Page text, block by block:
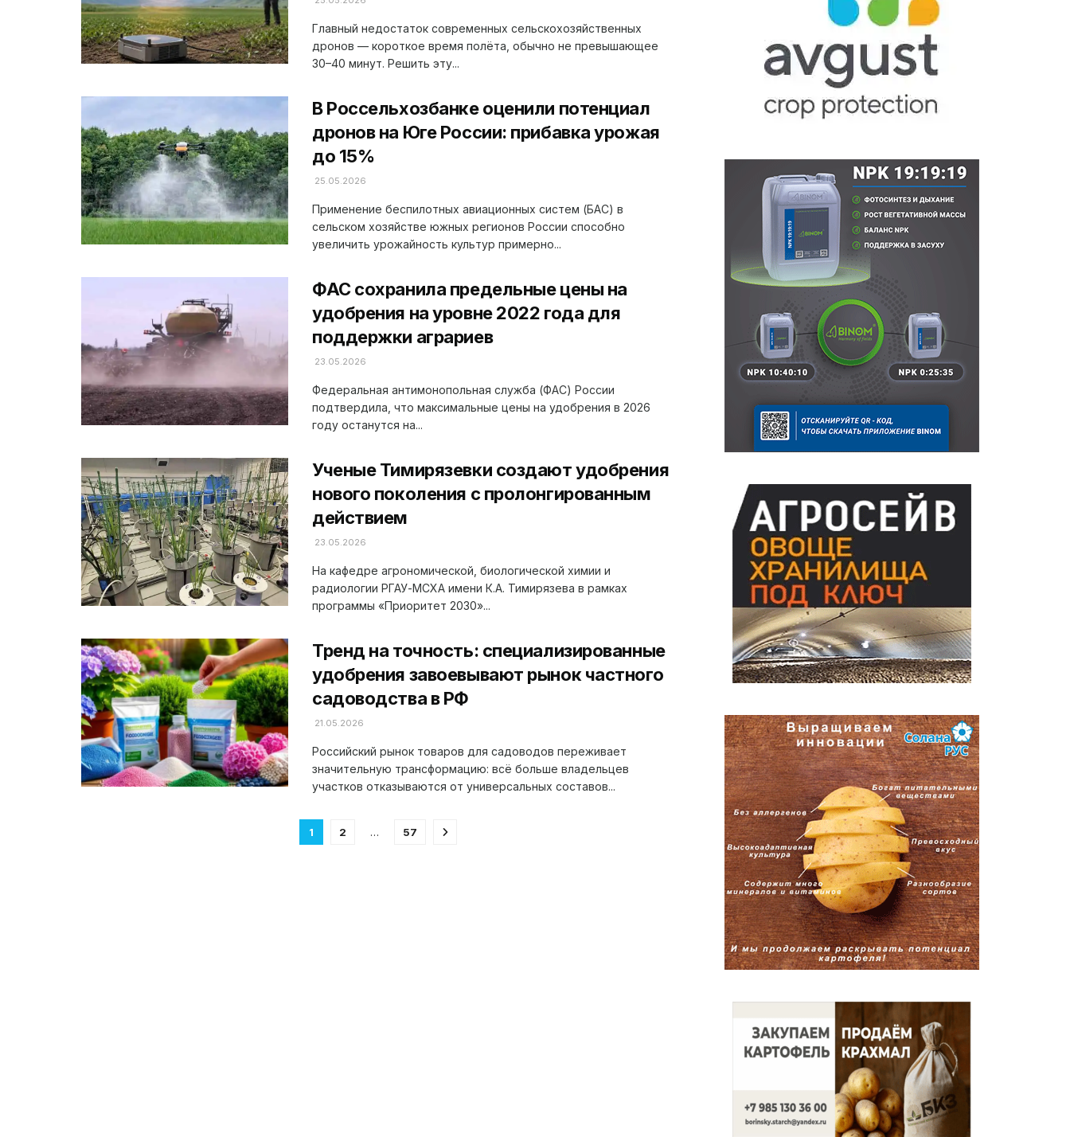
Главный недостаток современных сельскохозяйственных
дронов — короткое время полёта, обычно не превышающее
30–40 минут. Решить эту...
В Россельхозбанке оценили потенциал
дронов на Юге России: прибавка урожая
до 15%
25.05.2026
Применение беспилотных авиационных систем (БАС) в
сельском хозяйстве южных регионов России способно
увеличить урожайность культур примерно...
ФАС сохранила предельные цены на
удобрения на уровне 2022 года для
поддержки аграриев
23.05.2026
Федеральная антимонопольная служба (ФАС) России
подтвердила, что максимальные цены на удобрения в 2026
году останутся на...
Ученые Тимирязевки создают удобрения
нового поколения с пролонгированным
действием
23.05.2026
На кафедре агрономической, биологической химии и
радиологии РГАУ-МСХА имени К.А. Тимирязева в рамках
программы «Приоритет 2030»...
Тренд на точность: специализированные
удобрения завоевывают рынок частного
садоводства в РФ
21.05.2026
Российский рынок товаров для садоводов переживает
значительную трансформацию: всё больше владельцев
участков отказываются от универсальных составов...
1 2 … 57